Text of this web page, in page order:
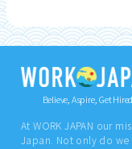
Believe, Aspire, Get Hired
At WORK JAPAN our
Japan. Not only do